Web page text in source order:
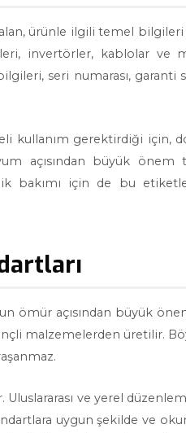
ürünle ilgili temel bilgileri
invertörler, kablolar ve
seri numarası, garanti
kullanım gerektirdiği için,
açısından büyük önem
bakımı için de bu
ömür açısından büyük
malzemelerden üretilir.
ve yerel
uygun şekilde ve